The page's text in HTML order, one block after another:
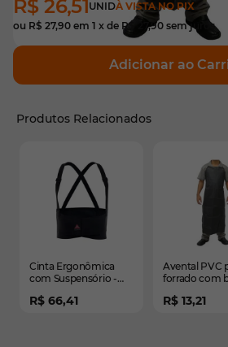
R$ 26,51UNIDÀ VISTA NO PIX
ou R$ 27,90 em 1 x de R$ 27,90 sem juros
Adicionar ao
Produtos Relacionados
Cinta Ergonômica
com Suspensório -
R$ 66,41
Avental PVC
forrado com
R$ 13,21